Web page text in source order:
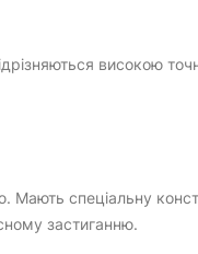
високою
Мають спеціальну
застиганню.